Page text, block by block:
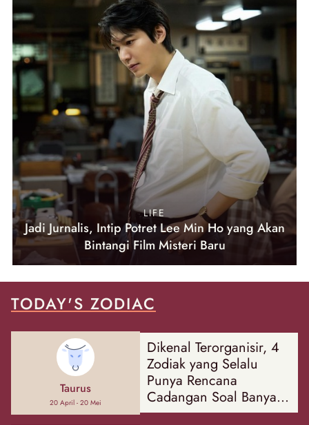
LIFE
Jadi Jurnalis, Intip Potret Lee Min Ho yang Akan
Bintangi Film Misteri Baru
TODAY'S ZODIAC
Taurus
20 April - 20 Mei
Dikenal Terorganisir, 4
Zodiak yang Selalu
Punya Rencana
Cadangan Soal Banyak
Hal